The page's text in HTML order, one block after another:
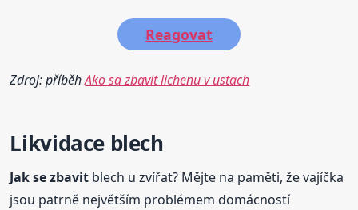
Reagovat
Zdroj: příběhAko sa zbavit lichenu v ustach
Likvidace blech
Jak se zbavit blech u zvířat? Mějte na paměti, že vajíčka
jsou patrně největším problémem domácností